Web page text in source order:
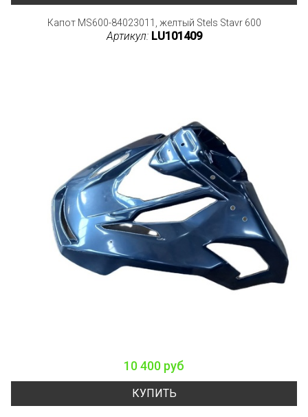
Капот MS600-84023011, желтый Stels Stavr 600
Артикул: LU101409
10 400 руб
КУПИТЬ